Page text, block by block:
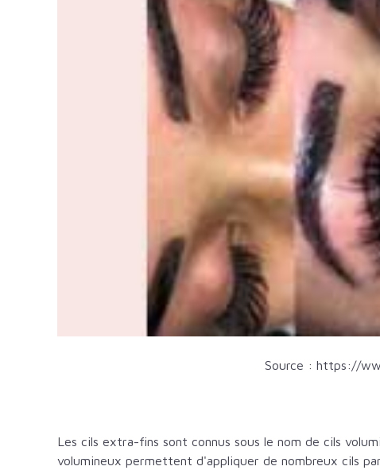
Source :https://
Les cils extra-fins sont connus sous le nom de cils
volumineux permettent d'appliquer de nombreux cils